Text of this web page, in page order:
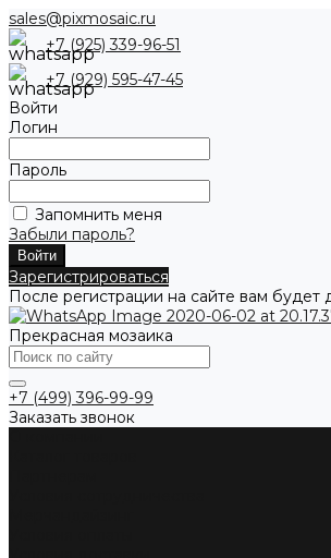
sales@pixmosaic.ru
+7 (925) 339-96-51
+7 (929) 595-47-45
Войти
Логин
Пароль
Запомнить меня
Забыли пароль?
Зарегистрироваться
После регистрации на сайте вам будет
Прекрасная мозаика
+7 (499) 396-99-99
Заказать звонок